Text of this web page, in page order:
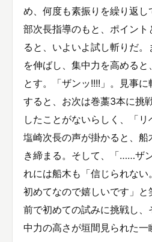
め、何度も素振りを繰り返
部次長指導のもと、ポイン
ると、いよいよ試し斬りだ
を伸ばし、集中力を高める
とす。「ザンッ!!!!」。見事
すると、お次は巻藁3本に挑
したことがないらしく、「リ
塩崎次長の声が掛かると、船
き締まる。そして、「……ザ
れには船木も「信じられな
初めてなので嬉しいです」
前で初めての試みに挑戦し
中力の高さが垣間見られた一